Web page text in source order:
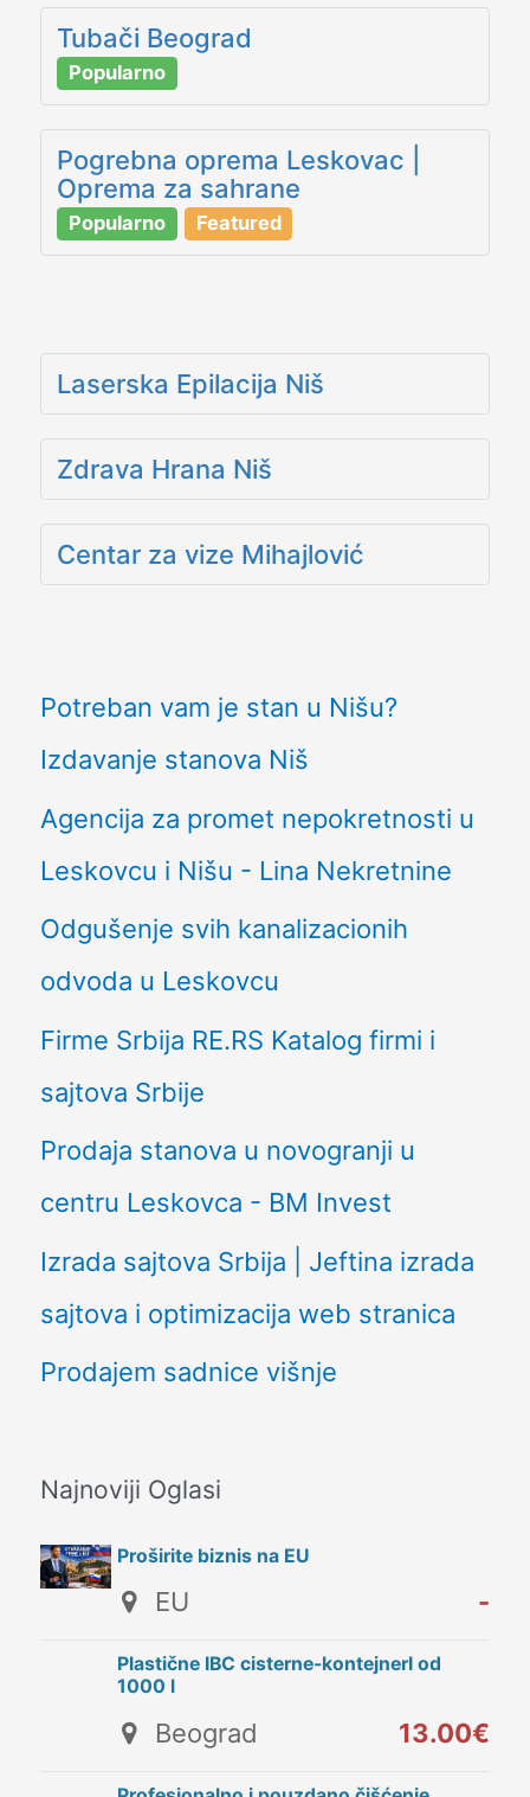
Tubači Beograd
Popularno
Pogrebna oprema Leskovac |
Oprema za sahrane
Popularno Featured
Laserska Epilacija Niš
Zdrava Hrana Niš
Centar za vize Mihajlović
Potreban vam je stan u Nišu?
Izdavanje stanova Niš
Agencija za promet nepokretnosti u
Leskovcu i Nišu - Lina Nekretnine
Odgušenje svih kanalizacionih
odvoda u Leskovcu
Firme Srbija RE.RS Katalog firmi i
sajtova Srbije
Prodaja stanova u novogranji u
centru Leskovca - BM Invest
Izrada sajtova Srbija | Jeftina izrada
sajtova i optimizacija web stranica
Prodajem sadnice višnje
Najnoviji Oglasi
Proširite biznis na EU
EU -
Plastične IBC cisterne-kontejnerI od
1000 l
Beograd 13.00€